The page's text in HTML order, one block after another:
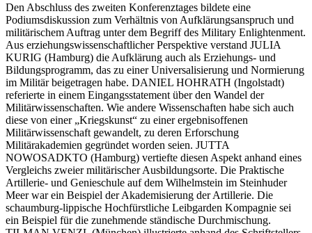
Den Abschluss des zweiten Konferenztages bildete eine
Podiumsdiskussion zum Verhältnis von Aufklärungsanspruch und
militärischem Auftrag unter dem Begriff des Military Enlightenment.
Aus erziehungswissenschaftlicher Perspektive verstand JULIA
KURIG (Hamburg) die Aufklärung auch als Erziehungs- und
Bildungsprogramm, das zu einer Universalisierung und Normierung
im Militär beigetragen habe. DANIEL HOHRATH (Ingolstadt)
referierte in einem Eingangsstatement über den Wandel der
Militärwissenschaften. Wie andere Wissenschaften habe sich auch
diese von einer „Kriegskunst“ zu einer ergebnisoffenen
Militärwissenschaft gewandelt, zu deren Erforschung
Militärakademien gegründet worden seien. JUTTA
NOWOSADKTO (Hamburg) vertiefte diesen Aspekt anhand eines
Vergleichs zweier militärischer Ausbildungsorte. Die Praktische
Artillerie- und Genieschule auf dem Wilhelmstein im Steinhuder
Meer war ein Beispiel der Akademisierung der Artillerie. Die
schaumburg-lippische Hochfürstliche Leibgarden Kompagnie sei
ein Beispiel für die zunehmende ständische Durchmischung.